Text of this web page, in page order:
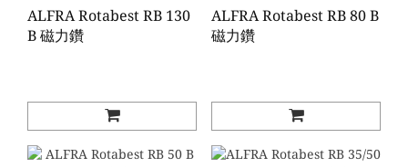
ALFRA Rotabest RB 130
B 磁力鑽
ALFRA Rotabest RB 80 B
磁力鑽